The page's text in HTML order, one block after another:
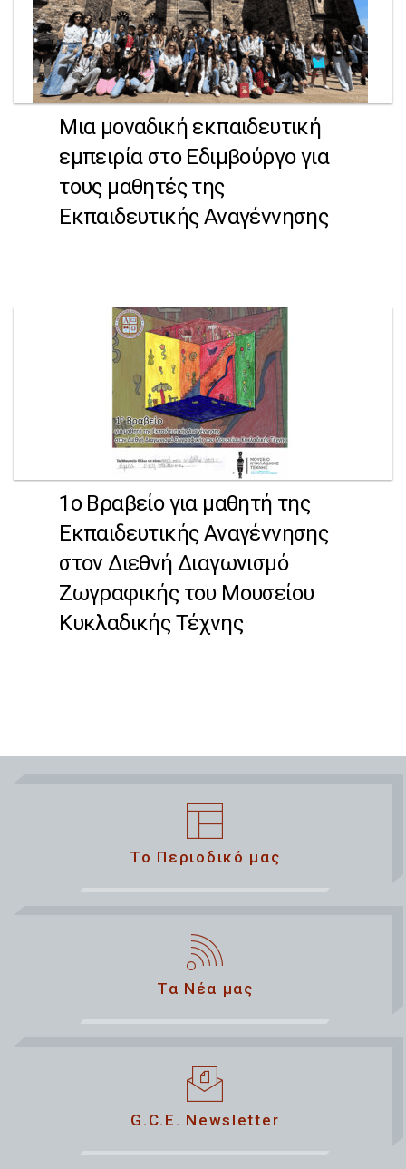
Μια μοναδική εκπαιδευτική
εμπειρία στο Εδιμβούργο για
τους μαθητές της
Εκπαιδευτικής Αναγέννησης
1ο Βραβείο για μαθητή της
Εκπαιδευτικής Αναγέννησης
στον Διεθνή Διαγωνισμό
Ζωγραφικής του Μουσείου
Κυκλαδικής Τέχνης
Το Περιοδικό μας
Τα Νέα μας
G.C.E. Newsletter